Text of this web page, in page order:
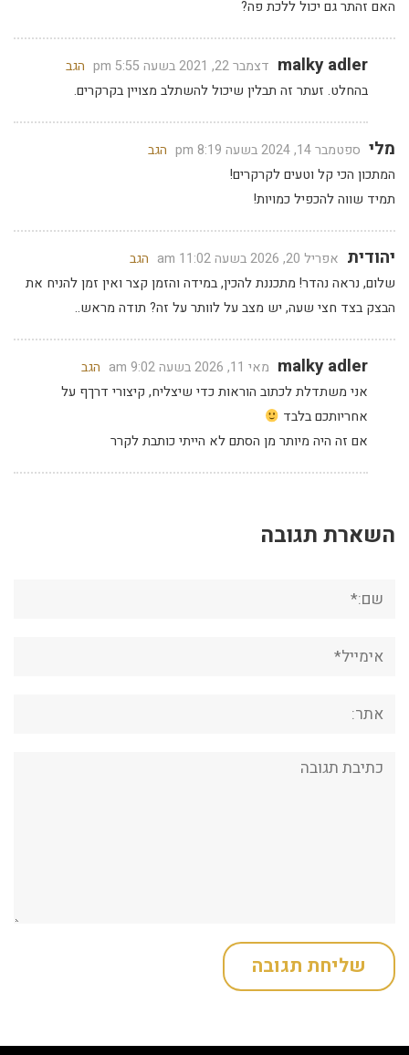
האם זהתר גם יכול ללכת פה?
malky adler דצמבר 22, 2021 בשעה 5:55 pm
הגב
בהחלט. זעתר זה תבלין שיכול להשתלב מצויין בקרקרים.
מלי ספטמבר 14, 2024 בשעה 8:19 pm
הגב
המתכון הכי קל וטעים לקרקרים!
תמיד שווה להכפיל כמויות!
יהודית אפריל 20, 2026 בשעה 11:02 am
הגב
שלום, נראה נהדר! מתכננת להכין, במידה והזמן קצר ואין זמן להניח את
הבצק בצד חצי שעה, יש מצב על לוותר על זה? תודה מראש..
malky adler מאי 11, 2026 בשעה 9:02 am
הגב
אני משתדלת לכתוב הוראות כדי שיצליח, קיצורי דרךף על
אחריותכם בלבד
אם זה היה מיותר מן הסתם לא הייתי כותבת לקרר
השארת תגובה
אימייל*
תגובה: